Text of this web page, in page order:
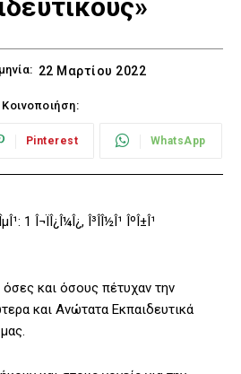
22 Μαρτίου 2022
Κοινοποιήση:
Pinterest WhatsApp
και όσους πέτυχαν την
και Ανώτατα Εκπαιδευτικά